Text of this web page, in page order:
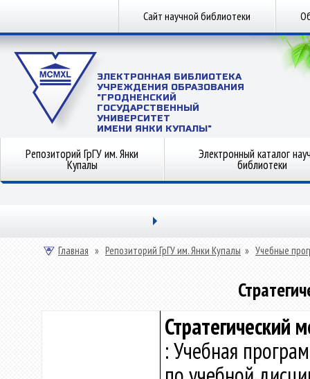
Сайт научной библиотеки
ЭЛЕКТРОННАЯ БИБЛИОТЕКА
УЧРЕЖДЕНИЯ ОБРАЗОВАНИЯ
"ГРОДНЕНСКИЙ
ГОСУДАРСТВЕННЫЙ
УНИВЕРСИТЕТ
ИМЕНИ ЯНКИ КУПАЛЫ"
Репозиторий ГрГУ им. Янки
Купалы
Электронный каталог
библиотеки
Главная » Репозиторий ГрГУ им. Янки Купалы » Учебные
Стратегический
: Учебная